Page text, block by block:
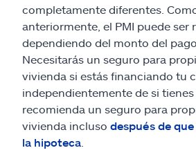
completamente diferentes.
anteriormente, el PMI puede ser
dependiendo del monto del
Necesitarás un seguro para
vivienda si estás financiando tu
independientemente de si tienes
recomienda un seguro para
vivienda incluso después de
la hipoteca